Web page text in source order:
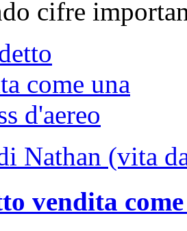
cifre
Nathan (vita
vendita